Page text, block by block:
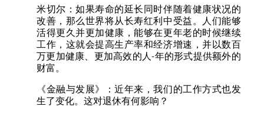
米切尔：如果寿命的延长同时伴随着健康状况的
改善，那么世界将从长寿红利中受益。人们能够
活得更久并更加健康，能够在更年老的时候继续
工作，这就会提高生产率和经济增速，并以数百
万更加健康、更加高效的人-年的形式提供额外的
财富。
《金融与发展》：近年来，我们的工作方式也发
生了变化。这对退休有何影响？